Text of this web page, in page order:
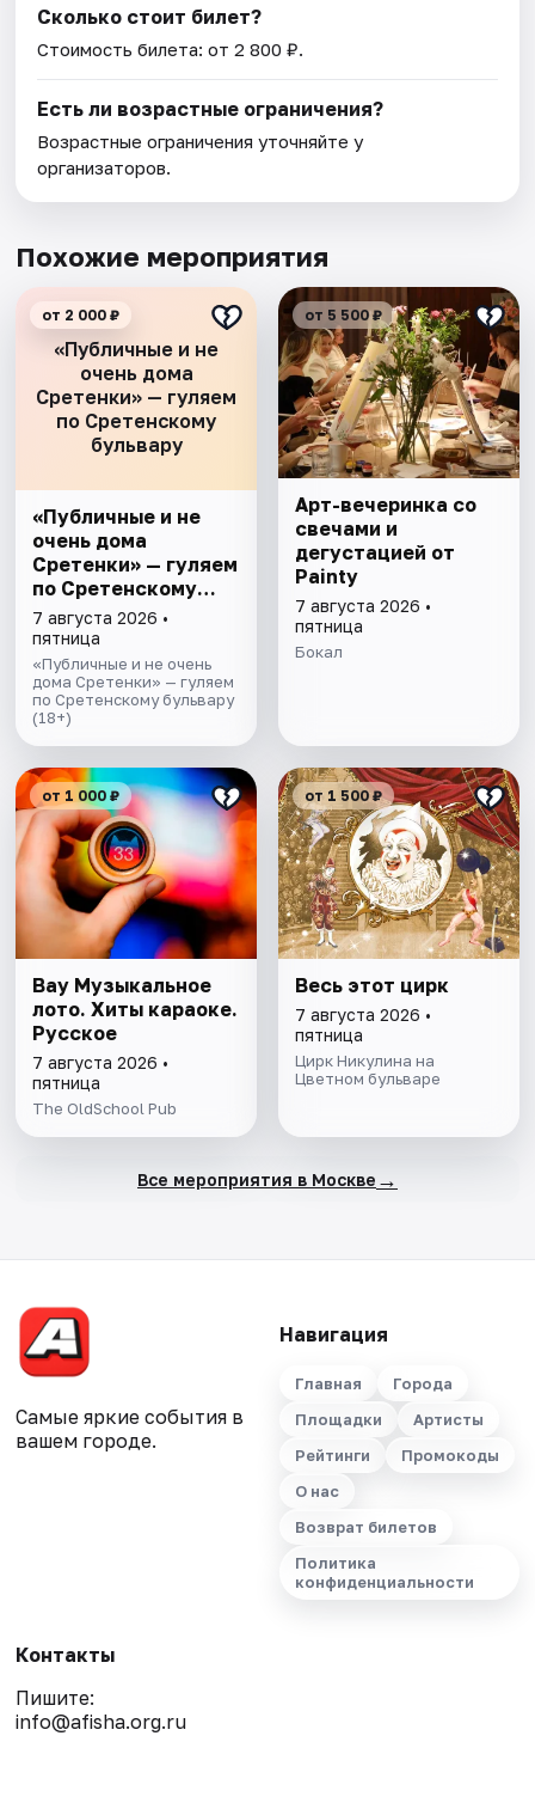
Сколько стоит билет?
Стоимость билета: от 2 800 ₽.
Есть ли возрастные ограничения?
Возрастные ограничения уточняйте у
организаторов.
Похожие мероприятия
«Публичные и не
очень дома
Сретенки» — гуляем
по Сретенскому
бульвару
от 2 000 ₽
«Публичные и не
очень дома
Сретенки» — гуляем
по Сретенскому
бульвару
7 августа 2026 •
пятница
«Публичные и не очень
дома Сретенки» — гуляем
по Сретенскому бульвару
(18+)
от 5 500 ₽
Арт-вечеринка со
свечами и
дегустацией от
Painty
7 августа 2026 •
пятница
Бокал
от 1 000 ₽
Вау Музыкальное
лото. Хиты караоке.
Русское
7 августа 2026 •
пятница
The OldSchool Pub
от 1 500 ₽
Весь этот цирк
7 августа 2026 •
пятница
Цирк Никулина на
Цветном бульваре
Все мероприятия в Москве →
Самые яркие события в
вашем городе.
Навигация
Главная
Города
Площадки
Артисты
Рейтинги
Промокоды
О нас
Возврат билетов
Политика
конфиденциальности
Контакты
Пишите:
info@afisha.org.ru